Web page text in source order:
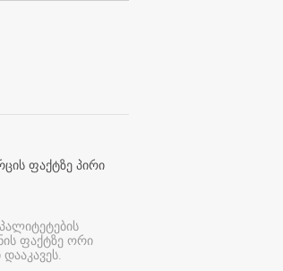
ფაქტზე პირი
ფაქტზე ორი